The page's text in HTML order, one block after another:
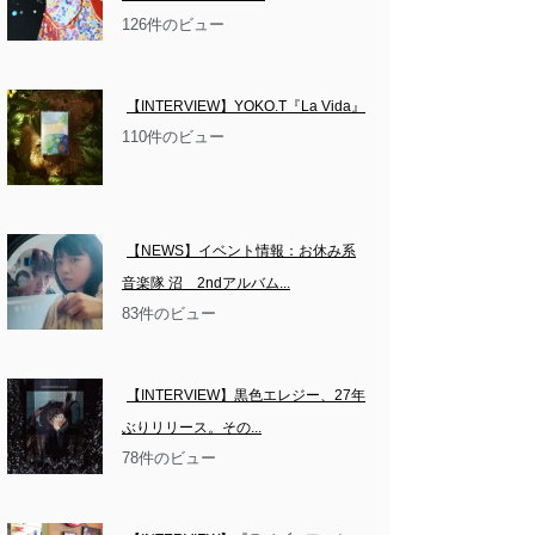
126件のビュー
【INTERVIEW】YOKO.T『La Vida』
110件のビュー
【NEWS】イベント情報：お休み系
音楽隊 沼　2ndアルバム...
83件のビュー
【INTERVIEW】黒色エレジー、27年
ぶりリリース。その...
78件のビュー